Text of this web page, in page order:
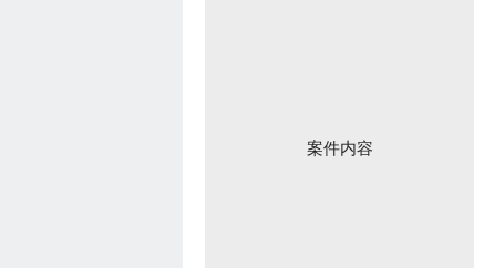
案件内容